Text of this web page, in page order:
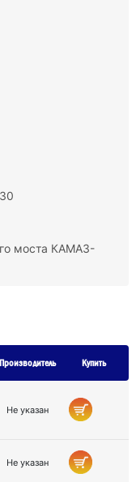
моста КАМАЗ-
Производитель Купить
Не указан
Не указан